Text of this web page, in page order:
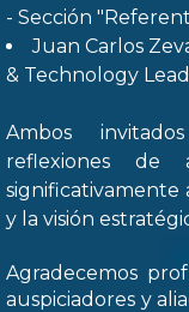
- Sección
Juan Carlos
& Technology
Ambos
reflexiones de
y la visión
Agradecemos
auspiciadores y